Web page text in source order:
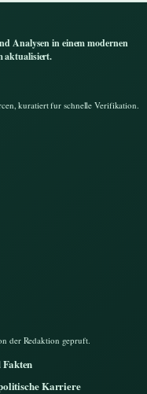
Analysen in einem modernen
aktualisiert.
kuratiert fur schnelle Verifikation.
der Redaktion gepruft.
Karriere